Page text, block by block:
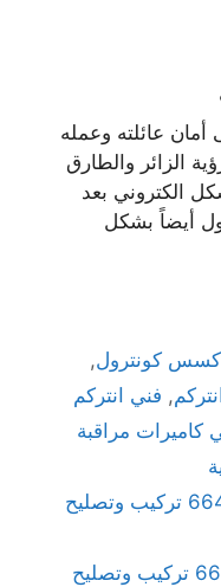
عائلته وعمله
الزائر والطارق
الكتروني بعد
أيضاً بشكل
كونترول,
, فني انتركم
كاميرات مراقبة
فني انتركم ابوفطيرة 66428585 تركيب وتصليح
فني انتركم المسايل 66428585 تركيب وتصليح